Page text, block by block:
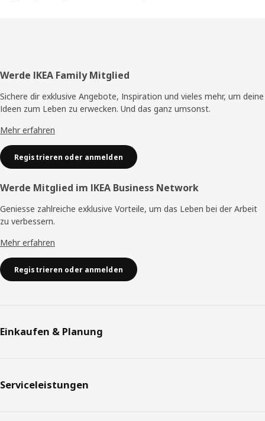
Fusszeile
Werde IKEA Family Mitglied
Sichere dir exklusive Angebote, Inspiration und vieles mehr, um deine
Ideen zum Leben zu erwecken. Und das ganz umsonst.
Mehr erfahren
Registrieren oder anmelden
Werde Mitglied im IKEA Business Network
Geniesse zahlreiche exklusive Vorteile, um das Leben bei der Arbeit
zu verbessern.
Mehr erfahren
Registrieren oder anmelden
Einkaufen & Planung
Serviceleistungen